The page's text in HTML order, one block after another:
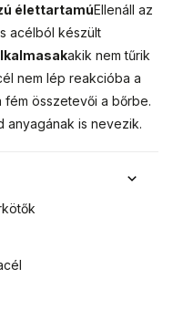
élettartamúEllenáll az
acélból készült
akik nem tűrik
nem lép reakcióba a
összetevői a bőrbe.
anyagának is nevezik.